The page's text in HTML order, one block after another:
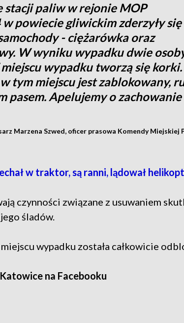
stacji paliw w rejonie MOP
w powiecie gliwickim zderzyły się
- ciężarówka oraz
W wyniku wypadku dwie
wypadku tworzą się korki.
tym miejscu jest zablokowany,
pasem. Apelujemy o zachowanie
Marzena Szwed, oficer prasowa Komendy Miejskiej
w traktor, są ranni, lądował
czynności związane z usuwaniem
śladów.
wypadku została całkowicie
na Facebooku